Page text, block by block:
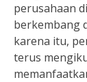
perusahaan
berkembang
karena itu,
terus